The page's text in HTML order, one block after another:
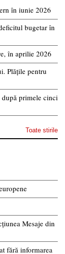
în iunie 2026
bugetar în
în aprilie 2026
Plățile pentru
primele cinci
Toate stirile
Mesaje din
fără informarea